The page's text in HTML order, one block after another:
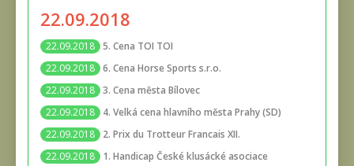
22.09.2018
22.09.2018 5. Cena TOI TOI
22.09.2018 6. Cena Horse Sports s.r.o.
22.09.2018 3. Cena města Bílovec
22.09.2018
4. Velká cena hlavního města Prahy (SD)
22.09.2018
2. Prix du Trotteur Francais XII.
22.09.2018
1. Handicap České klusácké asociace